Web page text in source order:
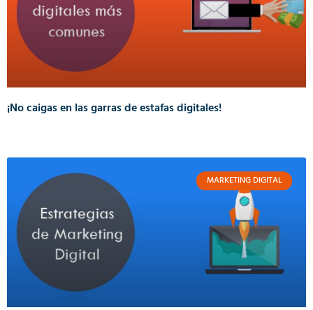
¡No caigas en las garras de estafas digitales!
MARKETING DIGITAL